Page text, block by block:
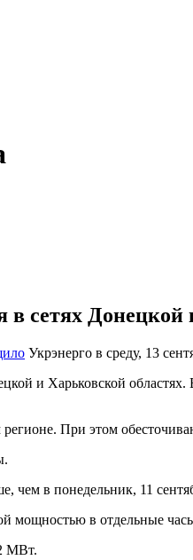
в сетях
Укрэнерго в среду, 13
и Харьковской
При этом
чем в понедельник, 11
мощностью в отдельные
МВт.